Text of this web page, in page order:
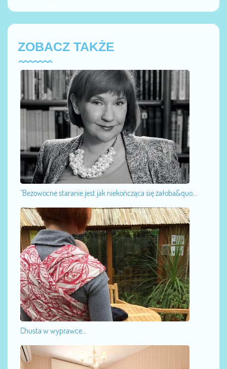
ZOBACZ TAKŻE
"Bezowocne staranie jest jak niekończąca się żałoba&quo...
Chusta w wyprawce...